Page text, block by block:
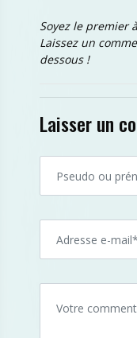
Soyez le premier
Laissez un
dessous !
Laisser un